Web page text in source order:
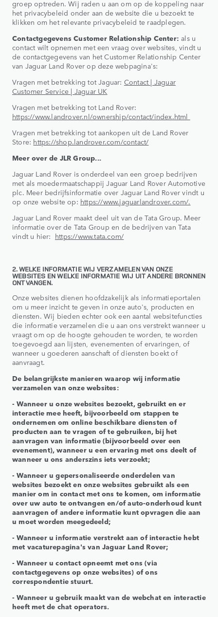
groep optreden. Wij raden u aan om op de koppeling naar
het privacybeleid onder aan de website die u bezoekt te
klikken om het relevante privacybeleid te raadplegen.
Contactgegevens Customer Relationship Center: als u
contact wilt opnemen met een vraag over websites, vindt u
de contactgegevens van het Customer Relationship Center
van Jaguar Land Rover op deze webpagina's:
Vragen met betrekking tot Jaguar: Contact | Jaguar
Customer Service | Jaguar UK
Vragen met betrekking tot Land Rover:
https://www.landrover.nl/ownership/contact/index.html
Vragen met betrekking tot aankopen uit de Land Rover
Store: https://shop.landrover.com/contact/
Meer over de JLR Group...
Jaguar Land Rover is onderdeel van een groep bedrijven
met als moedermaatschappij Jaguar Land Rover Automotive
plc. Meer bedrijfsinformatie over Jaguar Land Rover vindt u
op onze website op: https://www.jaguarlandrover.com/.
Jaguar Land Rover maakt deel uit van de Tata Group. Meer
informatie over de Tata Group en de bedrijven van Tata
vindt u hier: https://www.tata.com/
2. WELKE INFORMATIE WIJ VERZAMELEN VAN ONZE
WEBSITES EN WELKE INFORMATIE WIJ UIT ANDERE BRONNEN
ONTVANGEN.
Onze websites dienen hoofdzakelijk als informatieportalen
om u meer inzicht te geven in onze auto's, producten en
diensten. Wij bieden echter ook een aantal websitefuncties
die informatie verzamelen die u aan ons verstrekt wanneer u
vraagt om op de hoogte gehouden te worden, te worden
toegevoegd aan lijsten, evenementen of ervaringen, of
wanneer u goederen aanschaft of diensten boekt of
aanvraagt.
De belangrijkste manieren waarop wij informatie
verzamelen van onze websites:
- Wanneer u onze websites bezoekt, gebruikt en er
interactie mee heeft, bijvoorbeeld om stappen te
ondernemen om online beschikbare diensten of
producten aan te vragen of te gebruiken, bij het
aanvragen van informatie (bijvoorbeeld over een
evenement), wanneer u een ervaring met ons deelt of
wanneer u ons anderszins iets verzoekt;
- Wanneer u gepersonaliseerde onderdelen van
websites bezoekt en onze websites gebruikt als een
manier om in contact met ons te komen, om informatie
over uw auto te ontvangen en/of auto-onderhoud kunt
aanvragen of andere informatie kunt opvragen die aan
u moet worden meegedeeld;
- Wanneer u informatie verstrekt aan of interactie hebt
met vacaturepagina's van Jaguar Land Rover;
- Wanneer u contact opneemt met ons (via
contactgegevens op onze websites) of ons
correspondentie stuurt.
- Wanneer u gebruik maakt van de webchat en interactie
heeft met de chat operators.